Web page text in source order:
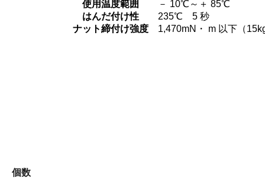
使用温度範囲
－ 10℃～＋ 85℃
はんだ付け性
235℃ 5 秒
ナット締付け強度
1,470mN・ m 以下（
個数